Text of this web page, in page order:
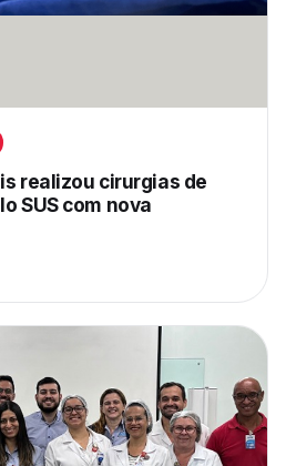
realizou cirurgias de
SUS com nova